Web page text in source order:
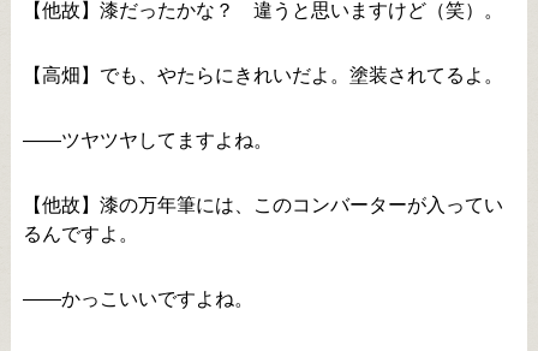
【他故】漆だったかな？ 違うと思いますけど（笑）。
【高畑】でも、やたらにきれいだよ。塗装されてるよ。
――ツヤツヤしてますよね。
【他故】漆の万年筆には、このコンバーターが入ってい
るんですよ。
――かっこいいですよね。